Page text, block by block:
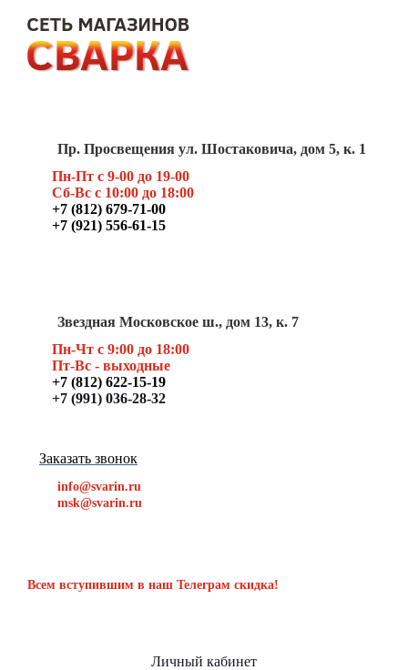
Пр. Просвещения ул. Шостаковича, дом 5, к. 1
Пн-Пт с 9-00 до 19-00
Сб-Вс с 10:00 до 18:00
+7 (812) 679-71-00
+7 (921) 556-61-15
Звездная Московское ш., дом 13, к. 7
Пн-Чт с 9:00 до 18:00
Пт-Вс - выходные
+7 (812) 622-15-19
+7 (991) 036-28-32
Заказать звонок
info@svarin.ru
msk@svarin.ru
Всем вступившим в наш Телеграм скидка!
Личный кабинет